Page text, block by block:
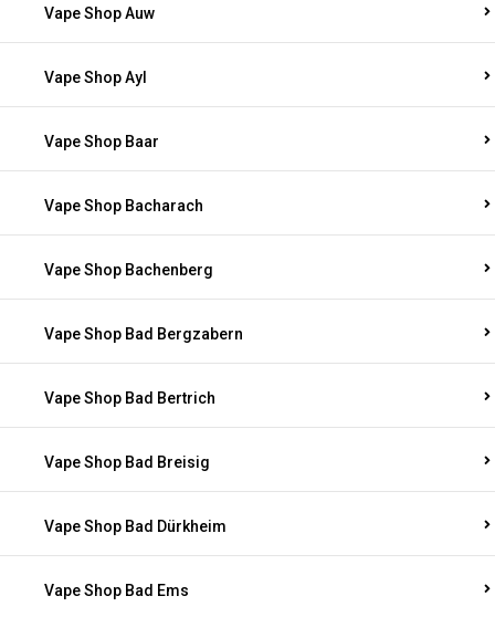
Vape Shop Auw
Vape Shop Ayl
Vape Shop Baar
Vape Shop Bacharach
Vape Shop Bachenberg
Vape Shop Bad Bergzabern
Vape Shop Bad Bertrich
Vape Shop Bad Breisig
Vape Shop Bad Dürkheim
Vape Shop Bad Ems